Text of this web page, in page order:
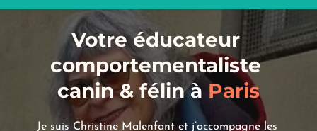
Votre éducateur
comportementaliste
canin & félin à Paris
Je suis Christine Malenfant et j’accompagne les